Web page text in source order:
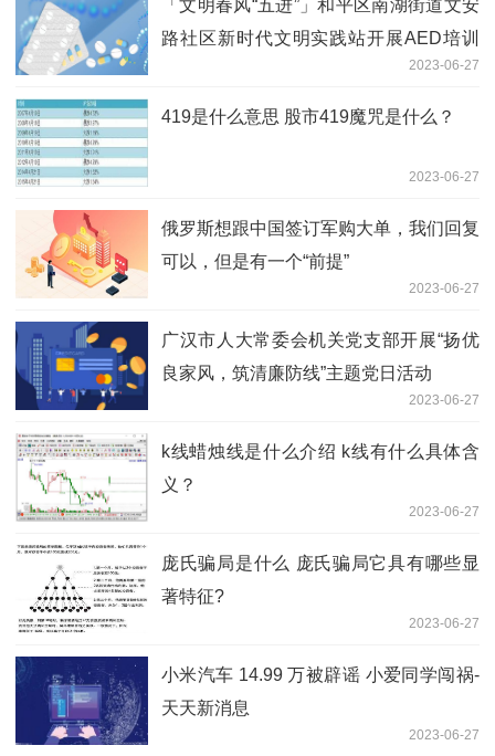
「文明春风“五进”」和平区南湖街道文安
路社区新时代文明实践站开展AED培训
2023-06-27
419是什么意思 股市419魔咒是什么？
2023-06-27
俄罗斯想跟中国签订军购大单，我们回复
可以，但是有一个“前提”
2023-06-27
广汉市人大常委会机关党支部开展“扬优
良家风，筑清廉防线”主题党日活动
2023-06-27
k线蜡烛线是什么介绍 k线有什么具体含
义？
2023-06-27
庞氏骗局是什么 庞氏骗局它具有哪些显
著特征?
2023-06-27
小米汽车 14.99 万被辟谣 小爱同学闯祸-
天天新消息
2023-06-27